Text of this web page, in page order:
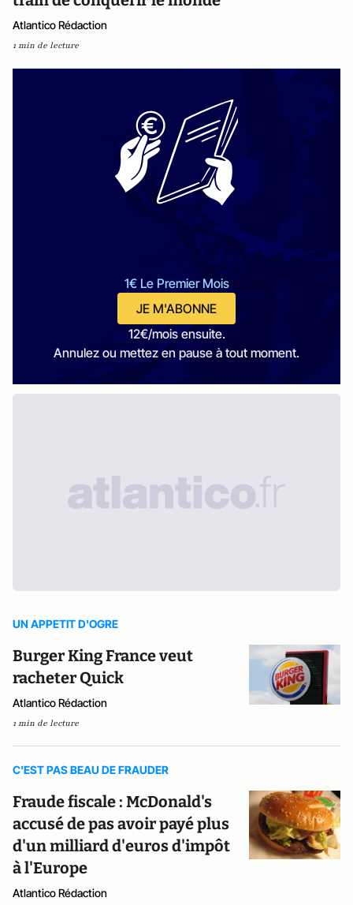
Atlantico Rédaction
1 min de lecture
1€ Le Premier Mois
JE M'ABONNE
12€/mois ensuite.
Annulez ou mettez en pause à tout moment.
UN APPETIT D'OGRE
Burger King France veut
racheter Quick
Atlantico Rédaction
1 min de lecture
C'EST PAS BEAU DE FRAUDER
Fraude fiscale : McDonald's
accusé de pas avoir payé plus
d'un milliard d'euros d'impôt
à l'Europe
Atlantico Rédaction